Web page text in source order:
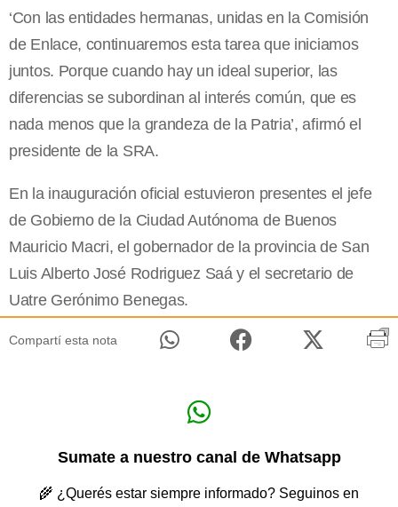
‘Con las entidades hermanas, unidas en la Comisión
de Enlace, continuaremos esta tarea que iniciamos
juntos. Porque cuando hay un ideal superior, las
diferencias se subordinan al interés común, que es
nada menos que la grandeza de la Patria’, afirmó el
presidente de la SRA.
En la inauguración oficial estuvieron presentes el jefe
de Gobierno de la Ciudad Autónoma de Buenos
Mauricio Macri, el gobernador de la provincia de San
Luis Alberto José Rodriguez Saá y el secretario de
Uatre Gerónimo Benegas.
Compartí esta nota
Sumate a nuestro canal de Whatsapp
🌾 ¿Querés estar siempre informado? Seguinos en